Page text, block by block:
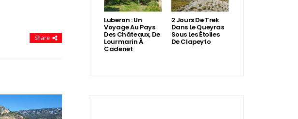
Share
Luberon : Un
Voyage Au Pays
Des Châteaux, De
Lourmarin À
Cadenet
2 Jours De Trek
Dans Le Queyras
Sous Les Étoiles
De Clapeyto